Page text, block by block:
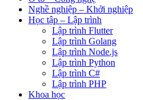
Nghề nghiệp – Khởi nghiệp
Học tập – Lập trình
Lập trình Flutter
Lập trình Golang
Lập trình Node.js
Lập trình Python
Lập trình C#
Lập trình PHP
Khoa học